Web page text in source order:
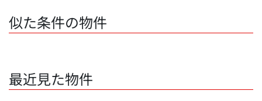
似た条件の物件
最近見た物件